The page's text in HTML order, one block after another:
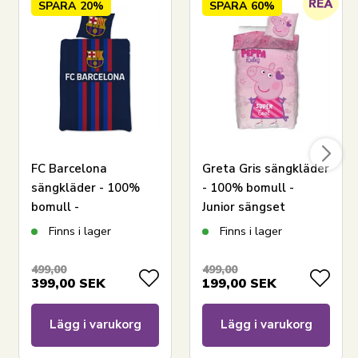
LÄGG I VARUKORGEN
SPARA 20%
FC Barcelona
sängkläder - 100%
bomull -
Barnsängkläder
Fotbollssängkläder
Finns i lager
499,00
399,00 SEK
Lägg i varukorg
SPARA 60%
Greta Gris sängkläder
- 100% bomull -
Junior sängset
100x140 cm - Peppa
Finns i lager
499,00
199,00 SEK
Lägg i varukorg